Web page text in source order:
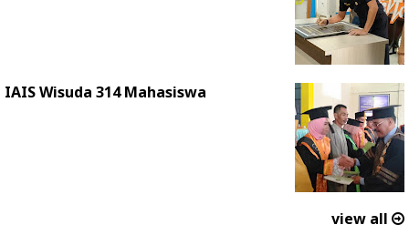
IAIS Wisuda 314 Mahasiswa
view all